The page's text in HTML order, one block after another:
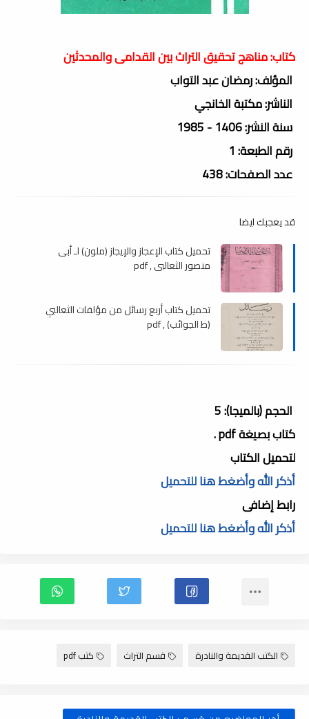
كتاب: مناهج تحقيق التراث بين القدامى والمحدثين
المؤلف: رمضان عبد التواب
الناشر: مكتبة الخانجي
سنة النشر: 1406 - 1985
رقم الطبعة: 1
عدد الصفحات: 438
قد يعجبك ايضا
تحميل كتاب الإعجاز والإيجاز (ملون) لـ أبى
منصور الثعالبي , pdf
تحميل كتاب أربع رسائل من مؤلفات الثعالبي
(ط الجوائب) , pdf
الحجم (بالميجا): 5
كتاب بصيغة pdf .
لتحميل الكتاب
أذكر الله وأضغط هنا للتحميل
رابط إضافى
أذكر الله وأضغط هنا للتحميل
الكتب القديمة والنادرة قسم التراث كتب pdf